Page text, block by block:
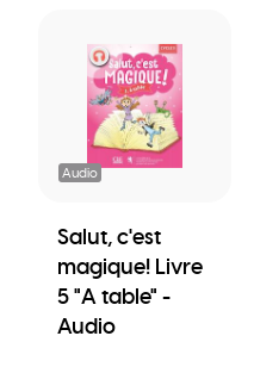
Audio
Salut, c'est
magique! Livre
5 "A table" -
Audio